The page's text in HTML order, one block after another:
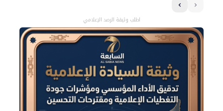
اطلب وثيقة الرصد الإعلامي